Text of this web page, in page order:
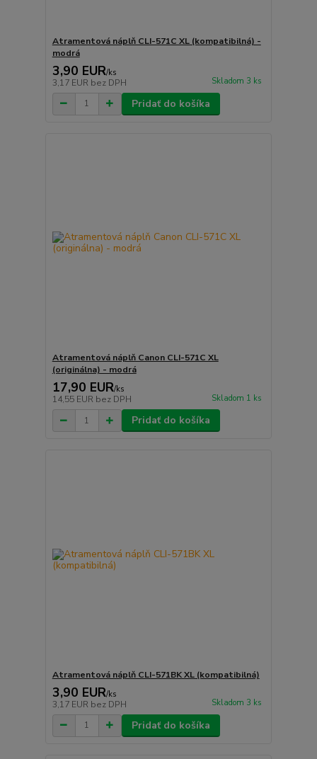
Atramentová náplň CLI-571C XL (kompatibilná) -
modrá
3,90 EUR/ks
3,17 EUR bez DPH Skladom 3 ks
Pridať do košíka
Atramentová náplň Canon CLI-571C XL
(originálna) - modrá
17,90 EUR/ks
14,55 EUR bez DPH Skladom 1 ks
Pridať do košíka
Atramentová náplň CLI-571BK XL (kompatibilná)
3,90 EUR/ks
3,17 EUR bez DPH Skladom 3 ks
Pridať do košíka